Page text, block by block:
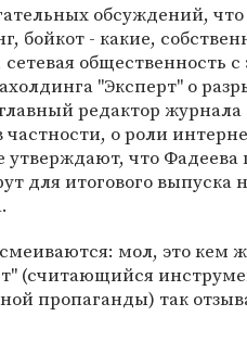
обсуждений, что
бойкот - какие,
общественность
"Эксперт" о
редактор
о роли
что Фадеева
для итогового выпуска
мол, это кем
(считающийся
пропаганды) так